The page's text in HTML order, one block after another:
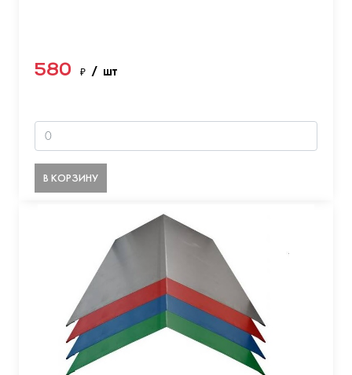
580 ₽ / шт
В КОРЗИНУ